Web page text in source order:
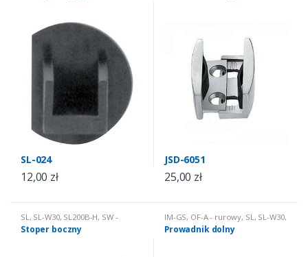
SL-024
12,00 zł
JSD-6051
25,00 zł
SL, SL-W30, SL200B-H, SW -
harmonijkowy
Stoper boczny
IM-GS, OF-A - rurowy, SL, SL-W30,
SL200B-H
Prowadnik dolny